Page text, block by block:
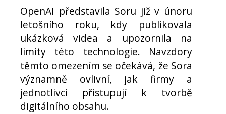
OpenAI představila Soru již v únoru
letošního roku, kdy publikovala
ukázková videa a upozornila na
limity této technologie. Navzdory
těmto omezením se očekává, že Sora
významně ovlivní, jak firmy a
jednotlivci přistupují k tvorbě
digitálního obsahu.